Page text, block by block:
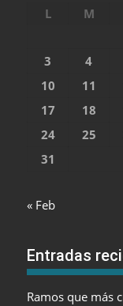
L M
3
4
10
11
17
18
24
25
31
« Feb
Entradas
Ramos que más